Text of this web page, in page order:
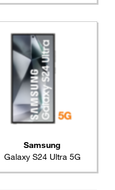
Samsung
Galaxy S24 Ultra 5G